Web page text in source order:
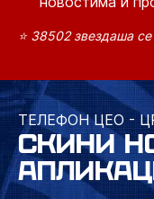
⭐ 38502 звездаша
ТЕЛЕФОН ЦЕО -
СКИНИ